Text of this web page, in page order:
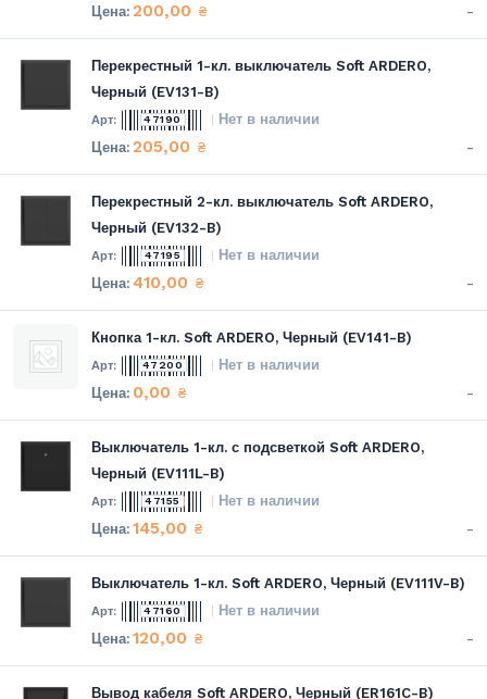
200,00 ₴ -
Перекрестный 1-кл. выключатель Soft ARDERO,
Черный (EV131-B)
47190 Нет в наличии
205,00 ₴ -
Перекрестный 2-кл. выключатель Soft ARDERO,
Черный (EV132-B)
47195 Нет в наличии
410,00 ₴ -
Кнопка 1-кл. Soft ARDERO, Черный (EV141-B)
47200 Нет в наличии
0,00 ₴ -
Выключатель 1-кл. с подсветкой Soft ARDERO,
Черный (EV111L-B)
47155 Нет в наличии
145,00 ₴ -
Выключатель 1-кл. Soft ARDERO, Черный (EV111V-B)
47160 Нет в наличии
120,00 ₴ -
Вывод кабеля Soft ARDERO, Черный (ER161C-B)